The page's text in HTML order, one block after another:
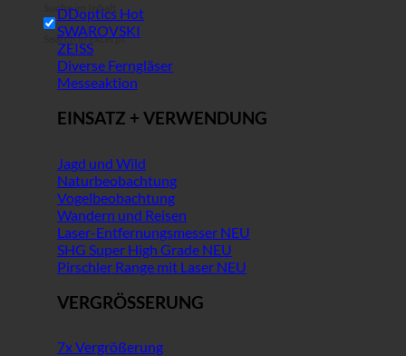
Suche im Inhalt
Search in excerpt
DDoptics
SWAROVSKI
ZEISS
Diverse Ferngläser
Messeaktion
EINSATZ + VERWENDUNG
Jagd und Wild
Naturbeobachtung
Vogelbeobachtung
Wandern und Reisen
Laser-Entfernungsmesser
SHG Super High Grade
Pirschler Range mit Laser
VERGRÖSSERUNG
7x Vergrößerung